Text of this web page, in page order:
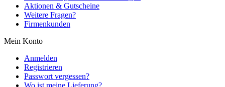
Aktionen & Gutscheine
Weitere Fragen?
Firmenkunden
Mein Konto
Anmelden
Registrieren
Passwort vergessen?